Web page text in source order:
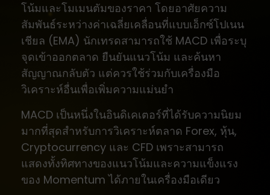
โน้มและโมเมนตัมของราคา โดยอาศัยความ
สัมพันธ์ระหว่างค่าเฉลี่ยเคลื่อนที่แบบเอ็กซ์โปเนน
เชียล (EMA) นักเทรดสามารถใช้ MACD เพื่อระบุ
จุดเข้าออกตลาด ยืนยันแนวโน้ม และค้นหา
สัญญาณกลับตัว แต่ควรใช้ร่วมกับเครื่องมือ
วิเคราะห์อื่นเพื่อเพิ่มความแม่นยำ
MACD เป็นหนึ่งในอินดิเคเตอร์ที่ได้รับความนิยม
มากที่สุดสำหรับการวิเคราะห์ตลาด Forex, หุ้น,
Cryptocurrency และ CFD เพราะสามารถ
แสดงทั้งทิศทางของแนวโน้มและความแข็งแรง
ของ Momentum ได้ภายในเครื่องมือเดียว